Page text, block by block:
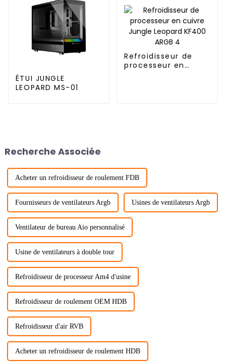
ÉTUI JUNGLE
LEOPARD MS-01
Refroidisseur de
processeur en
Recherche Associée
Acheter un refroidisseur de roulement FDB
Fournisseurs de ventilateurs Argb Usines de ventilateurs Argb
Ventilateur de bureau Aio personnalisé
Usine de ventilateurs à double tour
Refroidisseur de processeur Am4 d'usine
Refroidisseur de roulement OEM HDB
Refroidisseur d'air RVB
Acheter un refroidisseur de roulement HDB